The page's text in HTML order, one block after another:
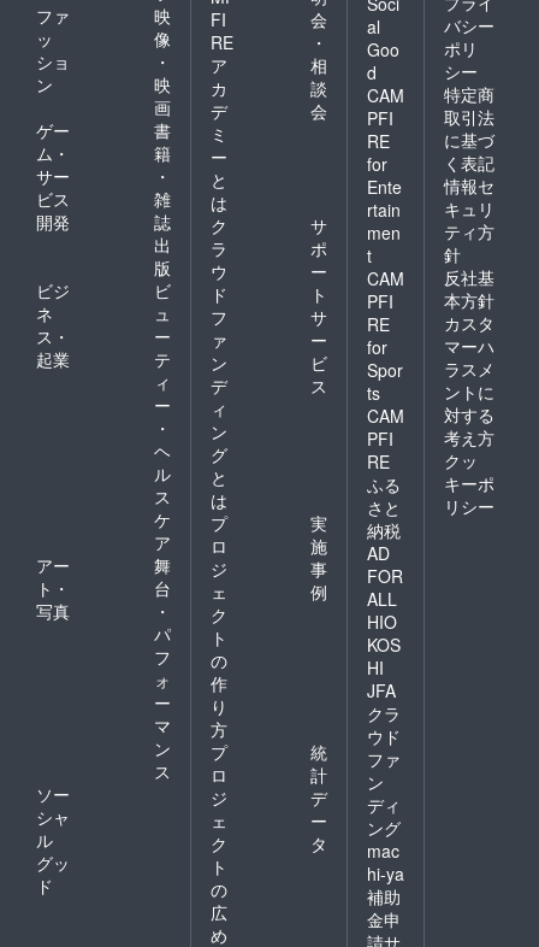
ファ
ッ
ショ
ン
映
像
・
映
画
ゲー
ム・
サー
ビス
開発
書
籍
・
雑
誌
出
版
ビジ
ネ
ス・
起業
ビ
ュ
ー
テ
ィ
ー
・
ヘ
ル
ス
ケ
ア
アー
ト・
写真
舞
台
・
パ
フ
ォ
ー
マ
ン
ス
ソー
シャ
ル
グッ
ド
FI
RE
ア
カ
デ
ミ
ー
と
は
会
・
相
談
会
ク
ラ
ウ
ド
フ
ァ
ン
デ
ィ
ン
グ
と
は
サ
ポ
ー
ト
サ
ー
ビ
ス
プ
ロ
ジ
ェ
ク
ト
の
作
り
方
実
施
事
例
プ
ロ
ジ
ェ
ク
ト
の
広
め
統
計
デ
ー
タ
al
Goo
d
CAM
PFI
RE
for
Ente
rtain
men
t
CAM
PFI
RE
for
Spor
ts
CAM
PFI
RE
ふる
さと
納税
AD
FOR
ALL
HIO
KOS
HI
JFA
クラ
ウド
ファ
ン
ディ
ング
mac
hi-ya
補助
金申
バシー
ポリ
シー
特定商
取引法
に基づ
く表記
情報セ
キュリ
ティ方
針
反社基
本方針
カスタ
マーハ
ラスメ
ントに
対する
考え方
クッ
キーポ
リシー